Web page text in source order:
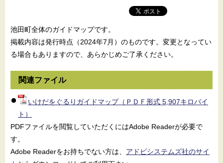
池田町全体のガイドマップです。
掲載内容は発行時点（2024年7月）のものです。変更となってい
る場合もありますので、あらかじめご了承ください。
関連ファイル
いけだをぐるりガイドマップ（ＰＤＦ形式 5,907キロバイ
ト）
PDFファイルを閲覧していただくにはAdobe Readerが必要で
す。
Adobe Readerをお持ちでない方は、 アドビシステムズ社のサイ